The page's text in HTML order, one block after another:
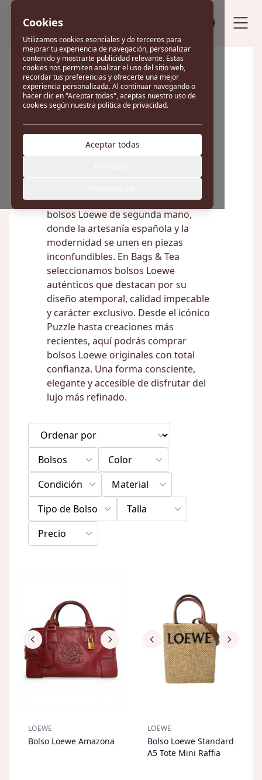
Excelente
Sumérgete en el universo de los
bolsos Loewe de segunda mano,
donde la artesanía española y la
modernidad se unen en piezas
inconfundibles. En Bags & Tea
seleccionamos bolsos Loewe
auténticos que destacan por su
diseño atemporal, calidad impecable
y carácter exclusivo. Desde el icónico
Puzzle hasta creaciones más
recientes, aquí podrás comprar
bolsos Loewe originales con total
confianza. Una forma consciente,
elegante y accesible de disfrutar del
lujo más refinado.
Bolsos
Color
Condición
Material
Tipo de Bolso
Talla
Precio
AGOTADO
LOEWE
Bolso Loewe Amazona AGOTADO
LOEWE
Bolso Loewe Standard
A5 Tote Mini Raffia
Cookies
Utilizamos cookies esenciales y de terceros para
mejorar tu experiencia de navegación, personalizar
contenido y mostrarte publicidad relevante. Estas
cookies nos permiten analizar el uso del sitio web,
recordar tus preferencias y ofrecerte una mejor
experiencia personalizada. Al continuar navegando o
hacer clic en "Aceptar todas", aceptas nuestro uso de
cookies según nuestra política de privacidad.
Aceptar todas